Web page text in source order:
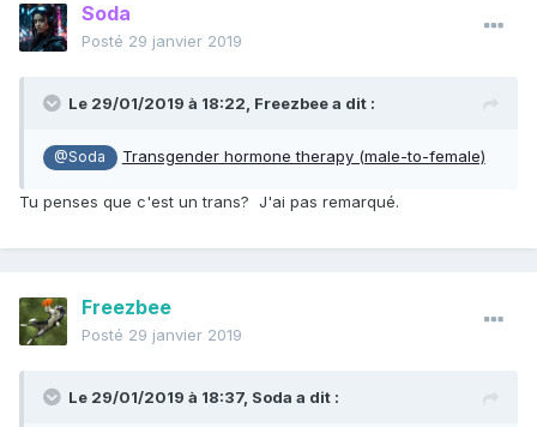
Soda
Posté 29 janvier 2019
Le 29/01/2019 à 18:22, Freezbeea dit :
@Soda Transgender hormone therapy (male-to-female)
Tu penses que c'est un trans? J'ai pas remarqué.
Freezbee
Posté 29 janvier 2019
Le 29/01/2019 à 18:37, Soda a dit :